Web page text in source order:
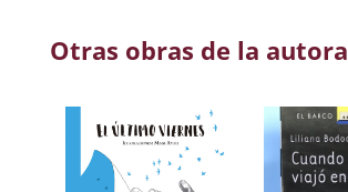
Otras obras de la autora